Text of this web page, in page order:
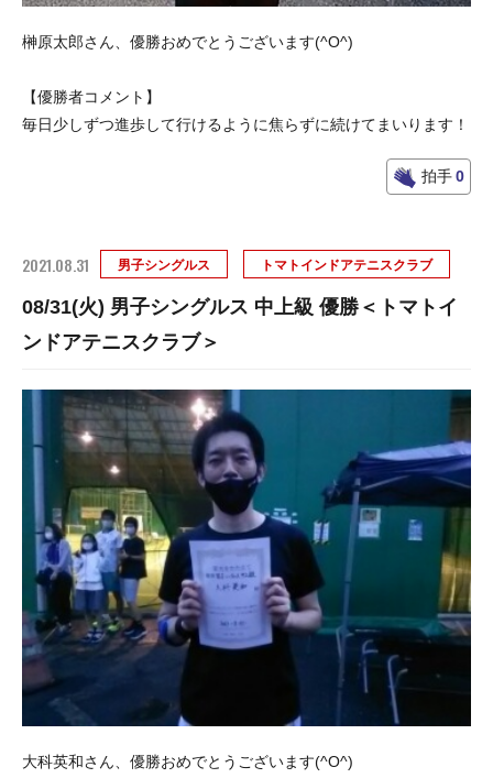
榊原太郎さん、優勝おめでとうございます(^O^)
【優勝者コメント】
毎日少しずつ進歩して行けるように焦らずに続けてまいります！
拍手0
2021.08.31 男子シングルス トマトインドアテニスクラブ
08/31(火) 男子シングルス 中上級 優勝＜トマトイ
ンドアテニスクラブ＞
大科英和さん、優勝おめでとうございます(^O^)